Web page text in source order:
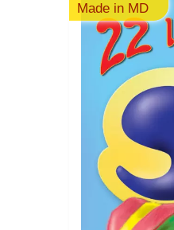
Made in MD